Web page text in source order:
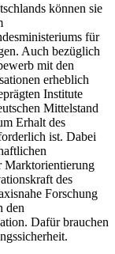
können sie
für
Auch bezüglich
mit den
erheblich
Institute
Mittelstand
Erhalt des
ist. Dabei
Marktorientierung
des
Forschung
den
Dafür brauchen